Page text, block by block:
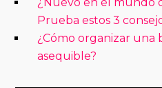
Prueba estos 3
¿Cómo organizar una
asequible?